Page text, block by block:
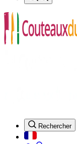
Rechercher